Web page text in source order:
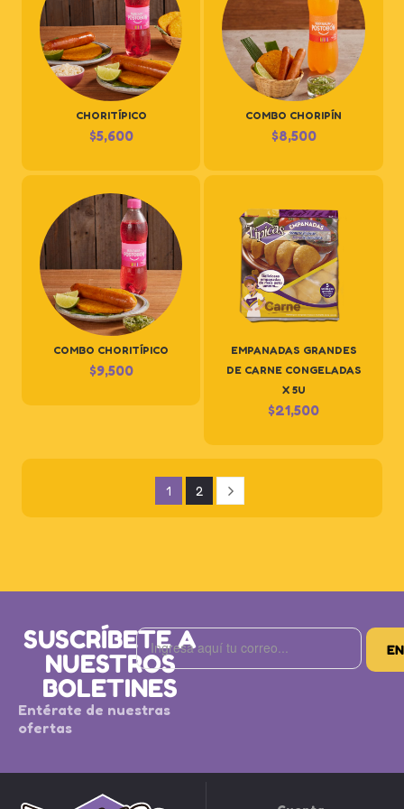
CHORITÍPICO
$5,600
COMBO CHORIPÍN
$8,500
COMBO CHORITÍPICO
$9,500
EMPANADAS GRANDES
DE CARNE CONGELADAS
X 5U
$21,500
1 2
SUSCRÍBETE A
NUESTROS
BOLETINES
Entérate de nuestras
ofertas